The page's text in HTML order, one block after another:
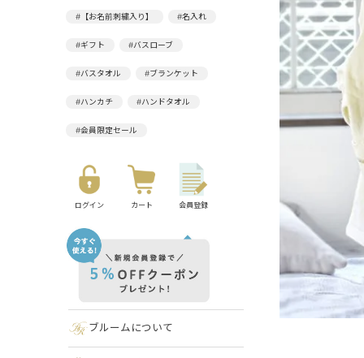
#【お名前刺繍入り】 #名入れ
#ギフト #バスローブ
#バスタオル #ブランケット
#ハンカチ #ハンドタオル
#会員限定セール
ログイン カート 会員登録
ブルームについて